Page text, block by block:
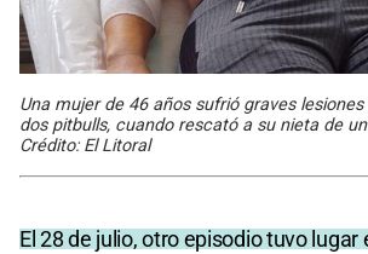
Una mujer de 46 años sufrió graves
dos pitbulls, cuando rescató a su nieta de
Crédito: El Litoral
El 28 de julio, otro episodio tuvo lugar